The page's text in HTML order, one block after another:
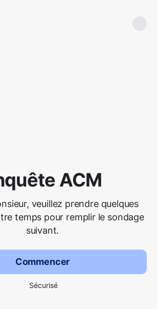
ACM
veuillez prendre quelques
temps pour remplir le sondage
suivant.
Commencer
Sécurisé